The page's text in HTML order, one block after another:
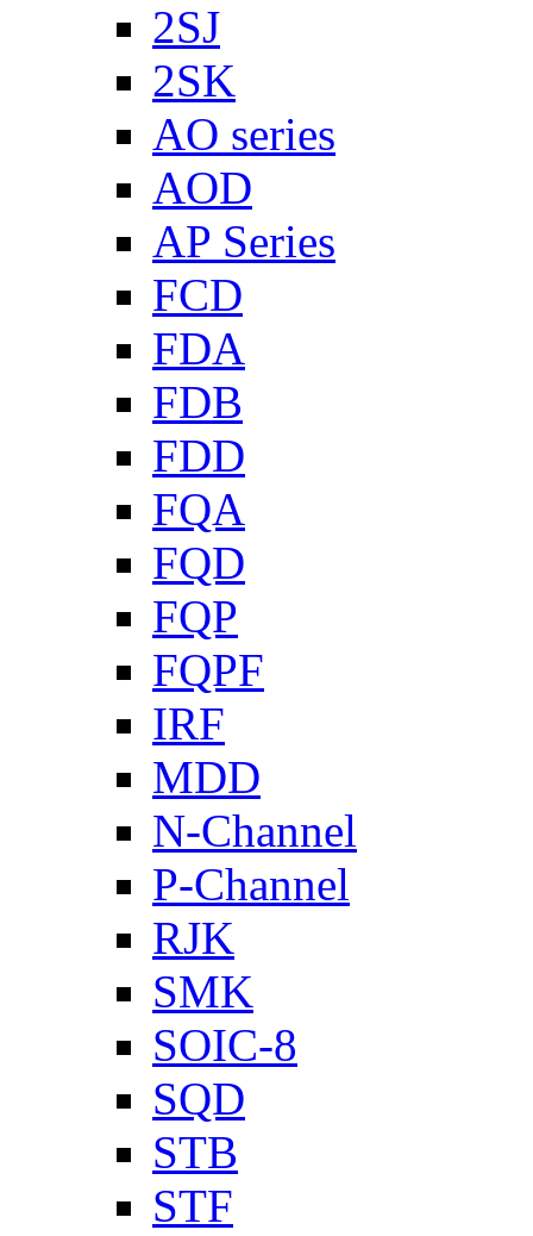
2SJ
2SK
AO series
AOD
AP Series
FCD
FDA
FDB
FDD
FQA
FQD
FQP
FQPF
IRF
MDD
N-Channel
P-Channel
RJK
SMK
SOIC-8
SQD
STB
STF